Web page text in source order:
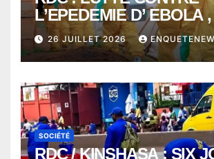
L’EPEDEMIE D’ EBOLA
MÉDECIN DE PLUS
À BUNIA
26 JUILLET 2026
SOCIÉTÉ
RDC / KINSHASA : SIX